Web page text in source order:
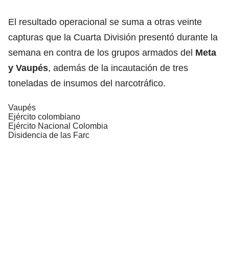
El resultado operacional se suma a otras veinte
capturas que la Cuarta División presentó durante la
semana en contra de los grupos armados del Meta
y Vaupés, además de la incautación de tres
toneladas de insumos del narcotráfico.
Vaupés
Ejército colombiano
Ejército Nacional Colombia
Disidencia de las Farc